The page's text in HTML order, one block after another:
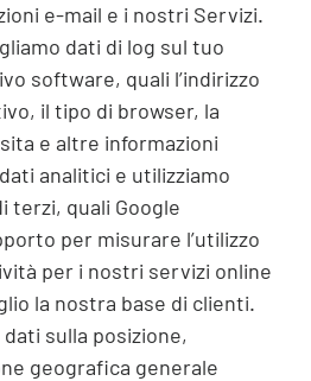
e-mail e i nostri Servizi.
dati di log sul tuo
software, quali l’indirizzo
il tipo di browser, la
e altre informazioni
analitici e utilizziamo
terzi, quali Google
per misurare l’utilizzo
per i nostri servizi online
la nostra base di clienti.
sulla posizione,
geografica generale